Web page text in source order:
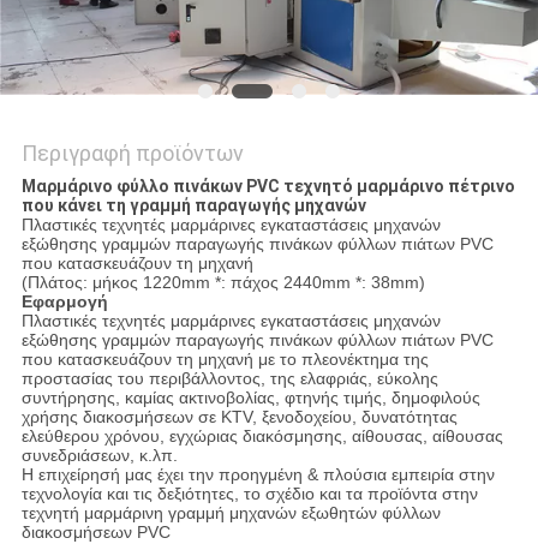
Περιγραφή προϊόντων
Μαρμάρινο φύλλο πινάκων PVC τεχνητό μαρμάρινο πέτρινο
που κάνει τη γραμμή παραγωγής μηχανών
Πλαστικές τεχνητές μαρμάρινες εγκαταστάσεις μηχανών
εξώθησης γραμμών παραγωγής πινάκων φύλλων πιάτων PVC
που κατασκευάζουν τη μηχανή
(Πλάτος: μήκος 1220mm *: πάχος 2440mm *: 38mm)
Εφαρμογή
Πλαστικές τεχνητές μαρμάρινες εγκαταστάσεις μηχανών
εξώθησης γραμμών παραγωγής πινάκων φύλλων πιάτων PVC
που κατασκευάζουν τη μηχανή με το πλεονέκτημα της
προστασίας του περιβάλλοντος, της ελαφριάς, εύκολης
συντήρησης, καμίας ακτινοβολίας, φτηνής τιμής, δημοφιλούς
χρήσης διακοσμήσεων σε KTV, ξενοδοχείου, δυνατότητας
ελεύθερου χρόνου, εγχώριας διακόσμησης, αίθουσας, αίθουσας
συνεδριάσεων, κ.λπ.
Η επιχείρησή μας έχει την προηγμένη & πλούσια εμπειρία στην
τεχνολογία και τις δεξιότητες, το σχέδιο και τα προϊόντα στην
τεχνητή μαρμάρινη γραμμή μηχανών εξωθητών φύλλων
διακοσμήσεων PVC